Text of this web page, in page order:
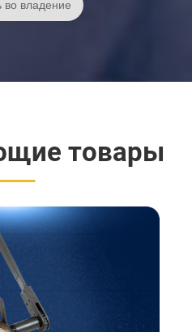
товары